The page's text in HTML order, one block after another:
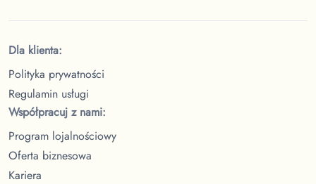
Dla klienta:
Polityka prywatności
Regulamin usługi
Współpracuj z nami:
Program lojalnościowy
Oferta biznesowa
Kariera